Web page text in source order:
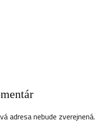
adresa nebude zverejnená.